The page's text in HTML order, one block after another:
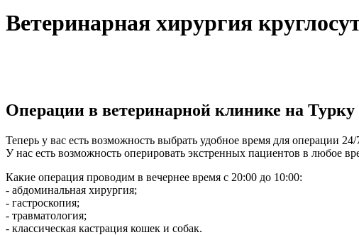
Ветеринарная хирургия
Операции в ветеринарной клинике на Турку
Теперь у вас есть возможность выбрать удобное время для операции 24/
У нас есть возможность оперировать экстренных пациентов в любое
Какие операция проводим в вечернее время с 20:00 до 10:00:
- абдоминальная хирургия;
- гастроскопия;
- травматология;
- классическая кастрация кошек и собак.